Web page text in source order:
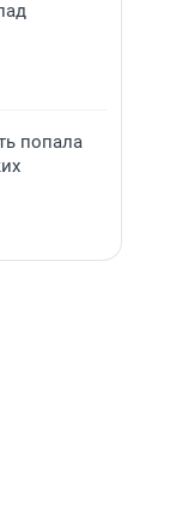
попала